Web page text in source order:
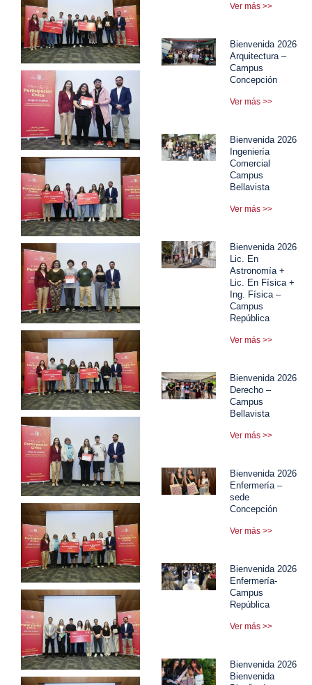
Ver más >>
Bienvenida 2026
Arquitectura –
Campus
Concepción
Ver más >>
Bienvenida 2026
Ingeniería
Comercial
Campus
Bellavista
Ver más >>
Bienvenida 2026
Lic. En
Astronomía +
Lic. En Física +
Ing. Física –
Campus
República
Ver más >>
Bienvenida 2026
Derecho –
Campus
Bellavista
Ver más >>
Bienvenida 2026
Enfermería –
sede
Concepción
Ver más >>
Bienvenida 2026
Enfermería-
Campus
República
Ver más >>
Bienvenida 2026
Bienvenida